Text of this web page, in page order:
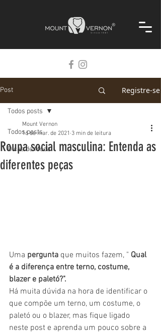
Post Registre-se
Todos posts
Dicas de Moda
Todos posts
Roupa social masculina: Entenda as
diferentes peças
Mount Vernon
16 de mar. de 2021 3 min de leitura
Uma pergunta que muitos fazem, " Qual
é a diferença entre terno, costume,
blazer e paletó?".
Há muita dúvida na hora de identificar o
que compõe um terno, um costume, o
paletó ou o blazer, mas fique ligado
neste post e aprenda um pouco sobre a